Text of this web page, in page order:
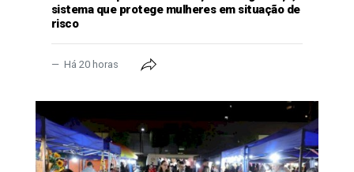
sistema que protege mulheres em situação de
risco
Há 20 horas